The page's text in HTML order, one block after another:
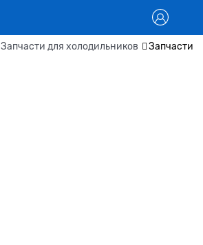
Запчасти для холодильников Запчасти